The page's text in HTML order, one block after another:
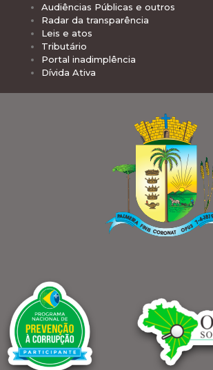
Audiências Públicas e outros
Radar da transparência
Leis e atos
Tributário
Portal inadimplência
Dívida Ativa